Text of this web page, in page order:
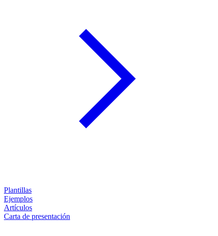
Plantillas
Ejemplos
Artículos
Carta de presentación